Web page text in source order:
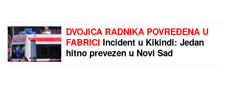
DVOJICA RADNIKA POVREĐENA U
FABRICI Incident u Kikindi: Jedan
hitno prevezen u Novi Sad